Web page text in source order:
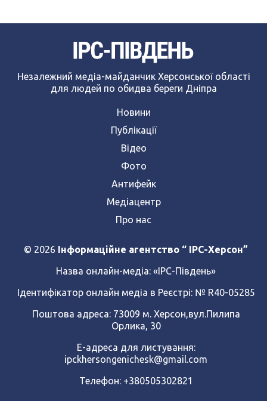
Незалежний медіа-майданчик Херсонської області
для людей по обидва береги Дніпра
Новини
Публікації
Відео
Фото
Антифейк
Медіацентр
Про нас
© 2026 Інформаційне агентство “ IPC-Херсон”
Назва онлайн-медіа: «ІРС-Південь»
Ідентифікатор онлайн медіа в Реєстрі: № R40-05285
Поштова адреса: 73009 м. Херсон,вул.Пилипа
Орлика, 30
Е-адреса для листування:
ipckhersongenichesk@gmail.com
Телефон: +380505302821